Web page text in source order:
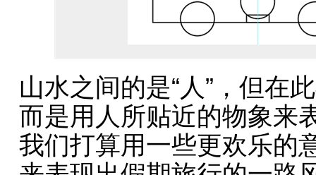
山水之间的是“人”，但在
而是用人所贴近的物象来
我们打算用一些更欢乐的